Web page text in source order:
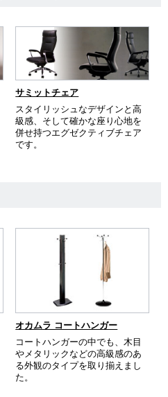
サミットチェア
スタイリッシュなデザインと高
級感、そして確かな座り心地を
併せ持つエグゼクティブチェア
です。
オカムラ コートハンガー
コートハンガーの中でも、木目
やメタリックなどの高級感のあ
る外観のタイプを取り揃えまし
た。